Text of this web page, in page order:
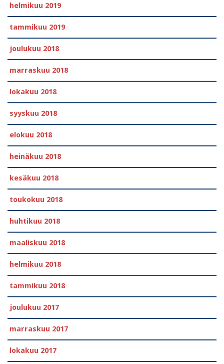
helmikuu 2019
tammikuu 2019
joulukuu 2018
marraskuu 2018
lokakuu 2018
syyskuu 2018
elokuu 2018
heinäkuu 2018
kesäkuu 2018
toukokuu 2018
huhtikuu 2018
maaliskuu 2018
helmikuu 2018
tammikuu 2018
joulukuu 2017
marraskuu 2017
lokakuu 2017